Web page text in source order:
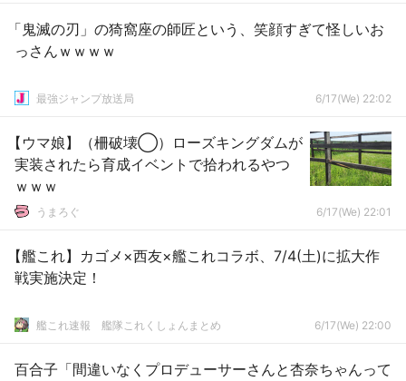
「鬼滅の刃」の猗窩座の師匠という、笑顔すぎて怪しいお
っさんｗｗｗｗ
最強ジャンプ放送局 6/17(We) 22:02
【ウマ娘】（柵破壊◯）ローズキングダムが
実装されたら育成イベントで拾われるやつ
ｗｗｗ
うまろぐ 6/17(We) 22:01
【艦これ】カゴメ×西友×艦これコラボ、7/4(土)に拡大作
戦実施決定！
艦これ速報 艦隊これくしょんまとめ 6/17(We) 22:00
百合子「間違いなくプロデューサーさんと杏奈ちゃんって